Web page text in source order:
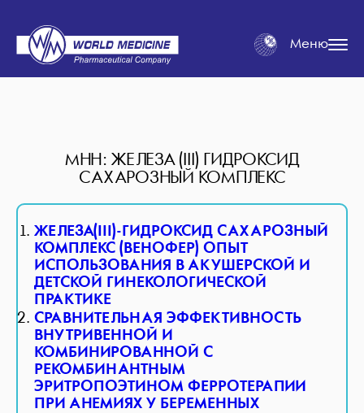
Меню
МНН: ЖЕЛЕЗА (III) ГИДРОКСИД
САХАРОЗНЫЙ КОМПЛЕКС
ЖЕЛЕЗА(III)-ГИДРОКСИД САХАРОЗНЫЙ
КОМПЛЕКС (ВЕНОФЕР) ОПЫТ
ИСПОЛЬЗОВАНИЯ В АКУШЕРСКОЙ И
ДЕТСКОЙ ГИНЕКОЛОГИЧЕСКОЙ
ПРАКТИКЕ
СРАВНИТЕЛЬНАЯ ЭФФЕКТИВНОСТЬ
ВНУТРИВЕННОЙ И
КОМБИНИРОВАННОЙ С
РЕКОМБИНАНТНЫМ
ЭРИТРОПОЭТИНОМ ФЕРРОТЕРАПИИ
ПРИ АНЕМИЯХ У БЕРЕМЕННЫХ